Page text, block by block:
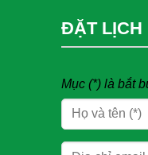
ĐẶT LỊCH
Mục (*) là bắt